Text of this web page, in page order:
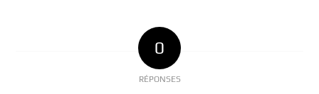
0
RÉPONSES